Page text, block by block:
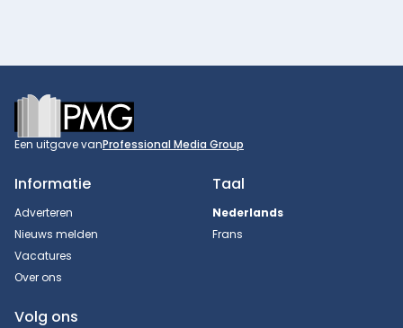
Footer
Een uitgave vanProfessional Media Group
Informatie
Adverteren
Nieuws melden
Vacatures
Over ons
Taal
Nederlands
Frans
Volg ons